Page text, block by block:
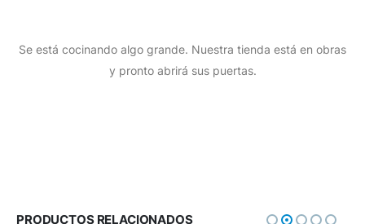
Se está cocinando algo grande. Nuestra tienda está en obras
y pronto abrirá sus puertas.
PRODUCTOS RELACIONADOS